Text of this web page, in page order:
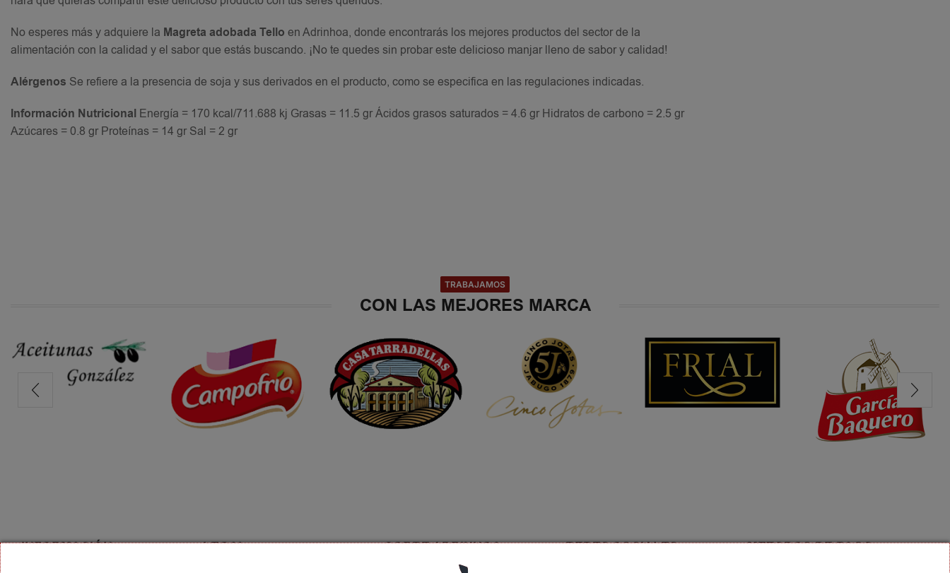
No esperes más y adquiere la Magreta adobada Tello en Adrinhoa, donde encontrarás los mejores productos del sector de la
alimentación con la calidad y el sabor que estás buscando. ¡No te quedes sin probar este delicioso manjar lleno de sabor y calidad!
Alérgenos Se refiere a la presencia de soja y sus derivados en el producto, como se especifica en las regulaciones indicadas.
Información Nutricional Energía = 170 kcal/711.688 kj Grasas = 11.5 gr Ácidos grasos saturados = 4.6 gr Hidratos de carbono = 2.5 gr
Azúcares = 0.8 gr Proteínas = 14 gr Sal = 2 gr
TRABAJAMOS
CON LAS MEJORES MARCA
INFORMACIÓN LEGAL SOBRE ADRINHOA REDES SOCIALES METODOS DE PAGO